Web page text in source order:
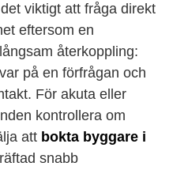
viktigt att fråga direkt
eftersom en
återkoppling:
på en förfrågan och
För akuta eller
kontrollera om
att bokta byggare i
snabb